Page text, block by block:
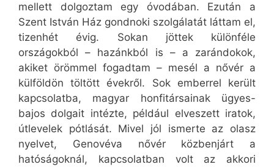
mellett dolgoztam egy óvodában. Ezután a
Szent István Ház gondnoki szolgálatát láttam el,
tizenhét évig. Sokan jöttek különféle
országokból – hazánkból is – a zarándokok,
akiket örömmel fogadtam – mesél a nővér a
külföldön töltött évekről. Sok emberrel került
kapcsolatba, magyar honfitársainak ügyes-
bajos dolgait intézte, például elveszett iratok,
útlevelek pótlását. Mivel jól ismerte az olasz
nyelvet, Genovéva nővér közbenjárt a
hatóságoknál, kapcsolatban volt az akkori